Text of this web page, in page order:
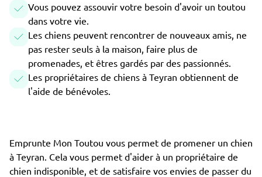
Vous pouvez assouvir votre besoin d'avoir un toutou
dans votre vie.
Les chiens peuvent rencontrer de nouveaux amis, ne
pas rester seuls à la maison, faire plus de
promenades, et êtres gardés par des passionnés.
Les propriétaires de chiens à Teyran obtiennent de
l'aide de bénévoles.
Emprunte Mon Toutou vous permet de promener un chien
à Teyran. Cela vous permet d'aider à un propriétaire de
chien indisponible, et de satisfaire vos envies de passer du